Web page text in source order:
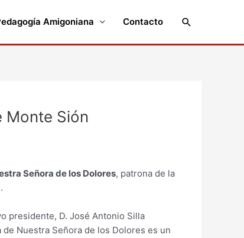
Amigoniana Contacto Buscar
Monte Sión
Señora de los Dolores, patrona de la
presidente, D. José Antonio Silla
Nuestra Señora de los Dolores es un